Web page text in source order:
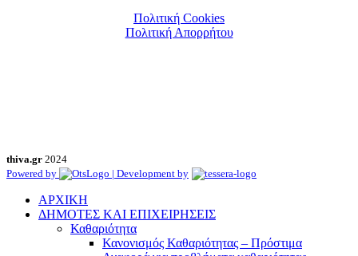
Πολιτική Cookies
Πολιτική Απορρήτου
thiva.gr 2024
Powered by
| Development by
ΑΡΧΙΚΗ
ΔΗΜΟΤΕΣ ΚΑΙ ΕΠΙΧΕΙΡΗΣΕΙΣ
Καθαριότητα
Κανονισμός Καθαριότητας – Πρόστιμα